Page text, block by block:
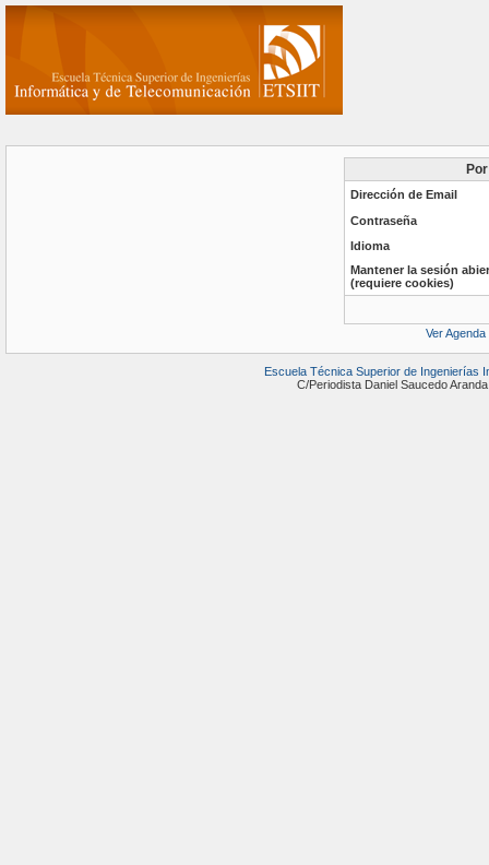
Dirección de Email
Contraseña
Idioma
Mantener la sesión
(requiere cookies)
Ver Agenda
Escuela Técnica Superior de Ingenierías
C/Periodista Daniel Saucedo